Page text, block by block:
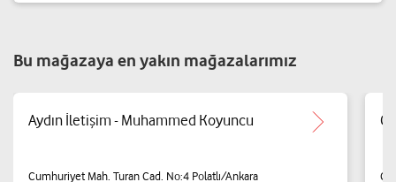
Bu mağazaya en yakın mağazalarımız
Aydın İletişim - Muhammed Koyuncu
Cumhuriyet Mah. Turan Cad. No:4 Polatlı/Ankara